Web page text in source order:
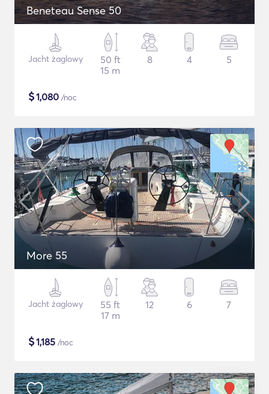
Beneteau Sense 50
Jacht żaglowy
50 ft
15 m
8 4 5
$1,080 /noc
More 55
Jacht żaglowy
55 ft
17 m
12 6 7
$1,185 /noc